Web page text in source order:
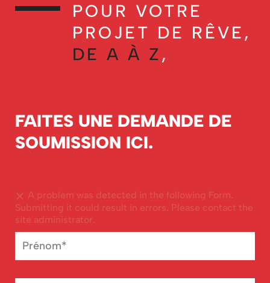
POUR VOTRE
PROJET DE RÊVE,
DE A À Z ,
FAITES UNE DEMANDE DE
SOUMISSION ICI.
A problem was detected in the following Form.
Submitting it could result in errors. Please contact the
site administrator.